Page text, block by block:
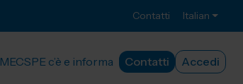
Contatti Italian
MECSPE c’è e informa Contatti Accedi